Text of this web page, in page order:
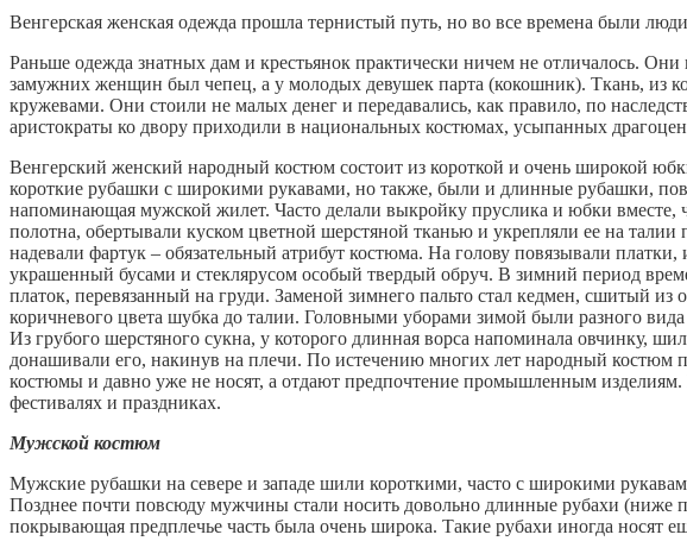
Венгерская женская одежда прошла тернистый путь, но во все времена были
Раньше одежда знатных дам и крестьянок практически ничем не отличалось.
замужних женщин был чепец, а у молодых девушек парта (кокошник). Ткань, из
кружевами. Они стоили не малых денег и передавались, как правило, по
аристократы ко двору приходили в национальных костюмах, усыпанных
Венгерский женский народный костюм состоит из короткой и очень широкой
короткие рубашки с широкими рукавами, но также, были и длинные рубашки,
напоминающая мужской жилет. Часто делали выкройку пруслика и юбки
полотна, обертывали куском цветной шерстяной тканью и укрепляли ее на
надевали фартук – обязательный атрибут костюма. На голову повязывали
украшенный бусами и стеклярусом особый твердый обруч. В зимний период
платок, перевязанный на груди. Заменой зимнего пальто стал кедмен, сшитый
коричневого цвета шубка до талии. Головными уборами зимой были разного
Из грубого шерстяного сукна, у которого длинная ворса напоминала овчинку,
донашивали его, накинув на плечи. По истечению многих лет народный костюм
костюмы и давно уже не носят, а отдают предпочтение промышленным
фестивалях и праздниках.
Мужской костюм
Мужские рубашки на севере и западе шили короткими, часто с широкими
Позднее почти повсюду мужчины стали носить довольно длинные рубахи (ниже
покрывающая предплечье часть была очень широка. Такие рубахи иногда носят